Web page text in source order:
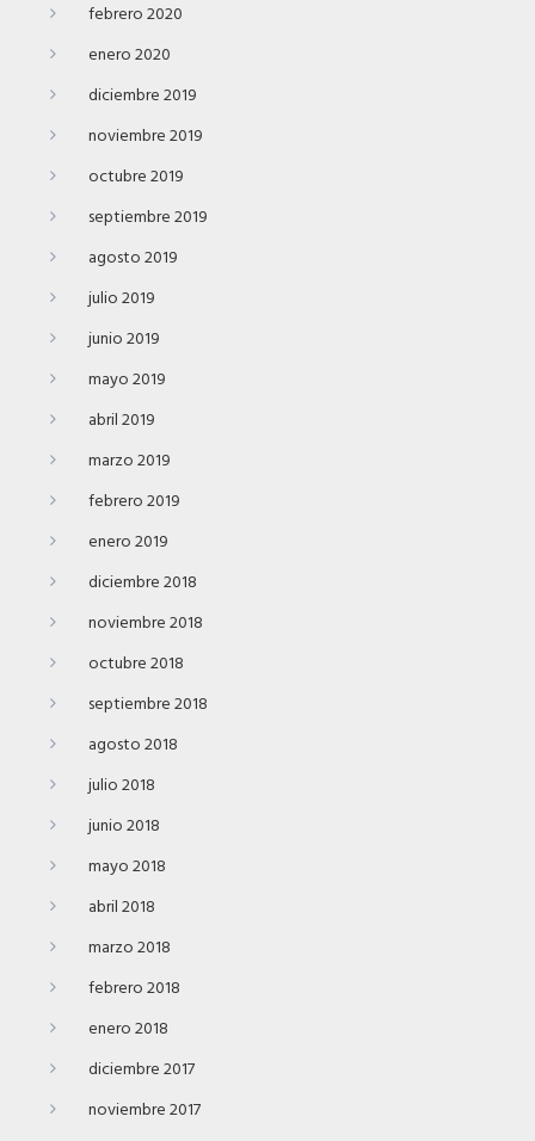
febrero 2020
enero 2020
diciembre 2019
noviembre 2019
octubre 2019
septiembre 2019
agosto 2019
julio 2019
junio 2019
mayo 2019
abril 2019
marzo 2019
febrero 2019
enero 2019
diciembre 2018
noviembre 2018
octubre 2018
septiembre 2018
agosto 2018
julio 2018
junio 2018
mayo 2018
abril 2018
marzo 2018
febrero 2018
enero 2018
diciembre 2017
noviembre 2017